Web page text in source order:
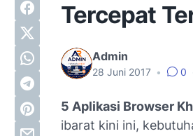
Tercepat
Admin
28 Juni 2017 • 0
5 Aplikasi Browser
ibarat kini ini,